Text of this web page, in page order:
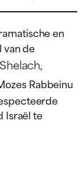
en
van de
Shelach,
Rabbeinu
Israël te